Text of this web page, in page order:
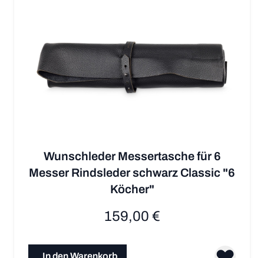
Wunschleder Messertasche für 6
Messer Rindsleder schwarz Classic "6
Köcher"
159,00 €
In den Warenkorb